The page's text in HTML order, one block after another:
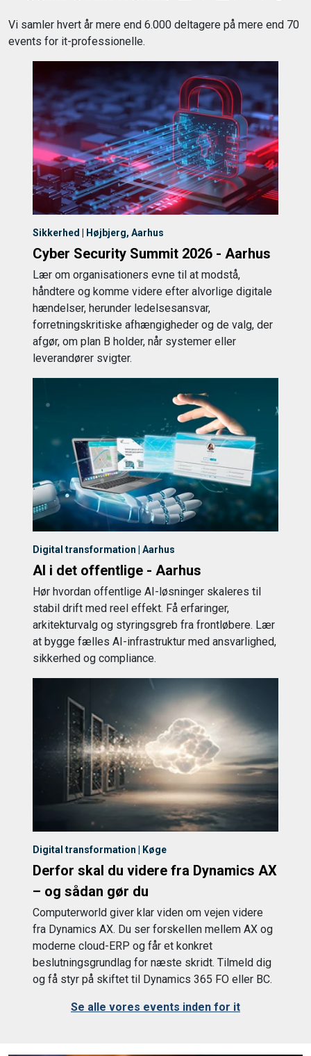
Vi samler hvert år mere end 6.000 deltagere på mere end 70
events for it-professionelle.
Sikkerhed | Højbjerg, Aarhus
Cyber Security Summit 2026 - Aarhus
Lær om organisationers evne til at modstå,
håndtere og komme videre efter alvorlige digitale
hændelser, herunder ledelsesansvar,
forretningskritiske afhængigheder og de valg, der
afgør, om plan B holder, når systemer eller
leverandører svigter.
Digital transformation | Aarhus
AI i det offentlige - Aarhus
Hør hvordan offentlige AI-løsninger skaleres til
stabil drift med reel effekt. Få erfaringer,
arkitekturvalg og styringsgreb fra frontløbere. Lær
at bygge fælles AI-infrastruktur med ansvarlighed,
sikkerhed og compliance.
Digital transformation | Køge
Derfor skal du videre fra Dynamics AX
– og sådan gør du
Computerworld giver klar viden om vejen videre
fra Dynamics AX. Du ser forskellen mellem AX og
moderne cloud-ERP og får et konkret
beslutningsgrundlag for næste skridt. Tilmeld dig
og få styr på skiftet til Dynamics 365 FO eller BC.
Se alle vores events inden for it